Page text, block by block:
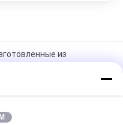
из
стали для навесного
литья по